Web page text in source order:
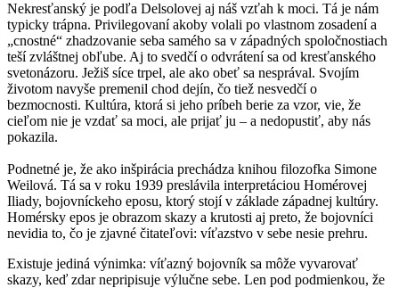
Nekresťanský je podľa Delsolovej aj náš vzťah k moci. Tá je nám
typicky trápna. Privilegovaní akoby volali po vlastnom zosadení a
„cnostné“ zhadzovanie seba samého sa v západných spoločnostiach
teší zvláštnej obľube. Aj to svedčí o odvrátení sa od kresťanského
svetonázoru. Ježiš síce trpel, ale ako obeť sa nesprával. Svojím
životom navyše premenil chod dejín, čo tiež nesvedčí o
bezmocnosti. Kultúra, ktorá si jeho príbeh berie za vzor, vie, že
cieľom nie je vzdať sa moci, ale prijať ju – a nedopustiť, aby nás
pokazila.
Podnetné je, že ako inšpirácia prechádza knihou filozofka Simone
Weilová. Tá sa v roku 1939 preslávila interpretáciou Homérovej
Iliady, bojovníckeho eposu, ktorý stojí v základe západnej kultúry.
Homérsky epos je obrazom skazy a krutosti aj preto, že bojovníci
nevidia to, čo je zjavné čitateľovi: víťazstvo v sebe nesie prehru.
Existuje jediná výnimka: víťazný bojovník sa môže vyvarovať
skazy, keď zdar nepripisuje výlučne sebe. Len pod podmienkou, že